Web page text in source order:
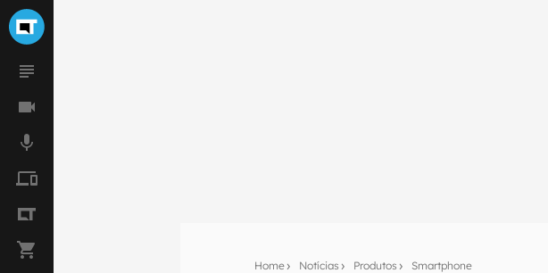
Home Notícias Produtos Smartphone